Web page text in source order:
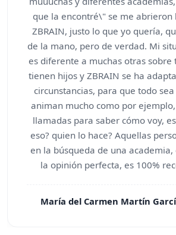
que la encontré\" se me abrieron
ZBRAIN, justo lo que yo quería,
de la mano, pero de verdad. Mi
es diferente a muchas otras sobre
tienen hijos y ZBRAIN se ha
circunstancias, para que todo
animan mucho como por
llamadas para saber cómo voy, es
eso? quien lo hace? Aquellas
en la búsqueda de una
la opinión perfecta, es 100%
María del Carmen Martín